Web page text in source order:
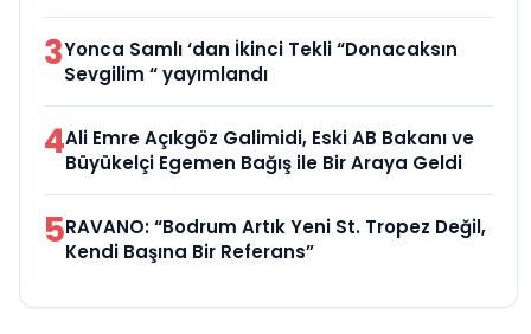
3Yonca Samlı ‘dan İkinci Tekli “Donacaksın
Sevgilim “ yayımlandı
4Ali Emre Açıkgöz Galimidi, Eski AB Bakanı ve
Büyükelçi Egemen Bağış ile Bir Araya Geldi
5RAVANO: “Bodrum Artık Yeni St. Tropez Değil,
Kendi Başına Bir Referans”